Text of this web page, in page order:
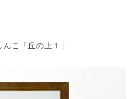
んこ「丘の上１」